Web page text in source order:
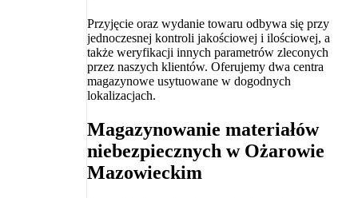
Przyjęcie oraz wydanie towaru odbywa się przy
jednoczesnej kontroli jakościowej i ilościowej, a
także weryfikacji innych parametrów zleconych
przez naszych klientów. Oferujemy dwa centra
magazynowe usytuowane w dogodnych
lokalizacjach.
Magazynowanie materiałów
niebezpiecznych w Ożarowie
Mazowieckim